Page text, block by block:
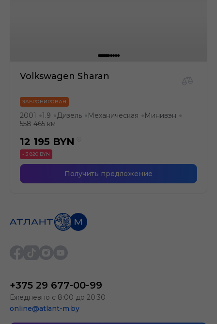
Volkswagen Sharan
ЗАБРОНИРОВАН
2001 ●1.9 ●Дизель ● Механическая ● Минивэн ●
558 465 км
12 195 BYN
- 3 820 BYN
Получить предложение
+375 29 677-00-99
Ежедневно с 8:00 до 20:30
online@atlant-m.by